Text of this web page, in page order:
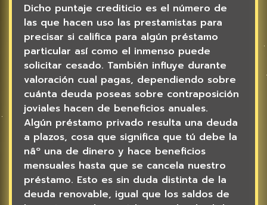
Dicho puntaje crediticio es el número de
las que hacen uso las prestamistas para
precisar si califica para algún préstamo
particular así­ como el inmenso puede
solicitar cesado. También influye durante
valoración cual pagas, dependiendo sobre
cuánta deuda poseas sobre contraposición
joviales hacen de beneficios anuales.
Algún préstamo privado resulta una deuda
a plazos, cosa que significa que tú debe la
nâº una de dinero y hace beneficios
mensuales hasta que se cancela nuestro
préstamo. Esto es sin duda distinta de la
deuda renovable, igual que los saldos de